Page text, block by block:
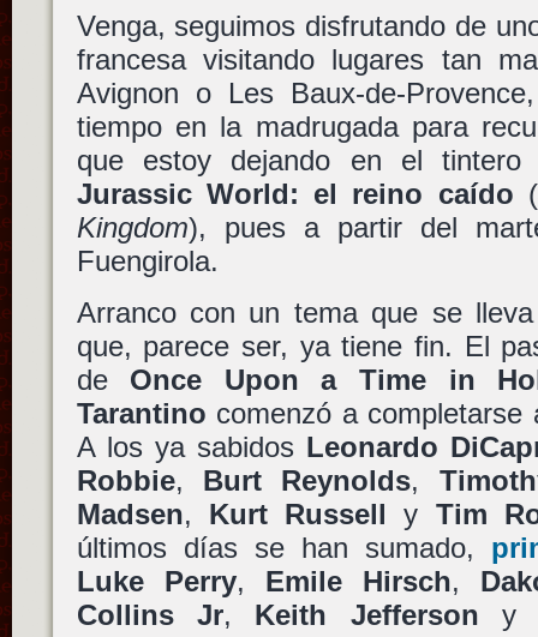
Venga, seguimos disfrutando de
francesa visitando lugares tan
Avignon o Les Baux-de-
tiempo en la madrugada para
que estoy dejando en el
Jurassic World: el reino caído (
Kingdom), pues a partir del
Fuengirola.
Arranco con un tema que se
que, parece ser, ya tiene fin. El
de Once Upon a Time in
Tarantino comenzó a
A los ya sabidos Leonardo
Robbie, Burt Reynolds,
Madsen, Kurt Russell y Tim
últimos días se han sumado,
Luke Perry, Emile Hirsch,
Collins Jr, Keith Jefferson